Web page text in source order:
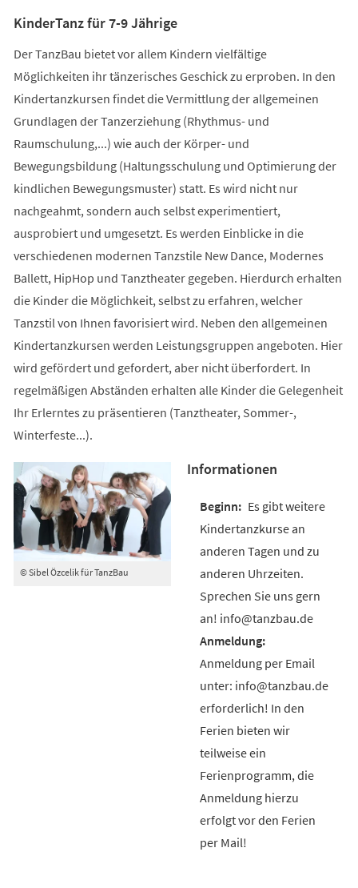
KinderTanz für 7-9 Jährige
Der TanzBau bietet vor allem Kindern vielfältige
Möglichkeiten ihr tänzerisches Geschick zu erproben. In den
Kindertanzkursen findet die Vermittlung der allgemeinen
Grundlagen der Tanzerziehung (Rhythmus- und
Raumschulung,...) wie auch der Körper- und
Bewegungsbildung (Haltungsschulung und Optimierung der
kindlichen Bewegungsmuster) statt. Es wird nicht nur
nachgeahmt, sondern auch selbst experimentiert,
ausprobiert und umgesetzt. Es werden Einblicke in die
verschiedenen modernen Tanzstile New Dance, Modernes
Ballett, HipHop und Tanztheater gegeben. Hierdurch erhalten
die Kinder die Möglichkeit, selbst zu erfahren, welcher
Tanzstil von Ihnen favorisiert wird. Neben den allgemeinen
Kindertanzkursen werden Leistungsgruppen angeboten. Hier
wird gefördert und gefordert, aber nicht überfordert. In
regelmäßigen Abständen erhalten alle Kinder die Gelegenheit
Ihr Erlerntes zu präsentieren (Tanztheater, Sommer-,
Winterfeste...).
© Sibel Özcelik für TanzBau
Informationen
Es gibt weitere
Kindertanzkurse an
anderen Tagen und zu
anderen Uhrzeiten.
Sprechen Sie uns gern
an! info@tanzbau.de
Anmeldung per Email
unter: info@tanzbau.de
erforderlich! In den
Ferien bieten wir
teilweise ein
Ferienprogramm, die
Anmeldung hierzu
erfolgt vor den Ferien
per Mail!